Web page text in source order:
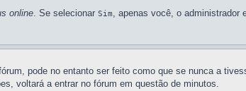
online. Se selecionar Sim, apenas você, o administrador
pode no entanto ser feito como que se nunca a
voltará a entrar no fórum em questão de minutos.